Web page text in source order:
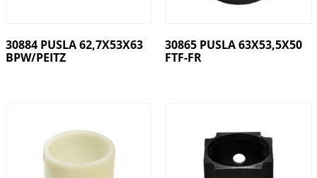
30884 PUSLA 62,7X53X63
BPW/PEITZ
30865 PUSLA 63X53,5X50
FTF-FR